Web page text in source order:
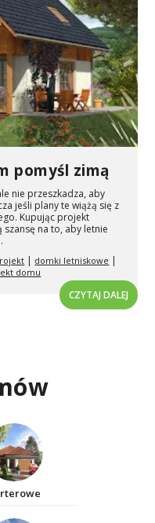
pomyśl zimą
nie przeszkadza, aby
jeśli plany te wiążą się z
Kupując projekt
na to, aby letnie
| domki letniskowe |
domu
CZYTAJ DALEJ